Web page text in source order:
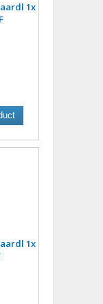
1x
1x